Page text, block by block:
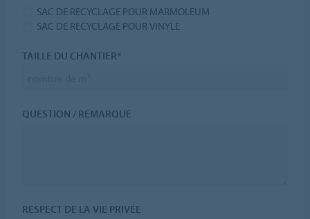
SAC DE RECYCLAGE POUR MARMOLEUM
SAC DE RECYCLAGE POUR VINYLE
TAILLE DU CHANTIER*
QUESTION / REMARQUE
RESPECT DE LA VIE PRIVÉE